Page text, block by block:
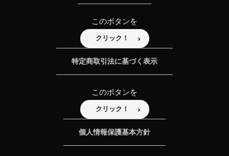
このボタンを
クリック！
特定商取引法に基づく表示
このボタンを
クリック！
個人情報保護基本方針